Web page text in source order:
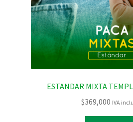
ESTANDAR MIXTA
$369,000 IVA